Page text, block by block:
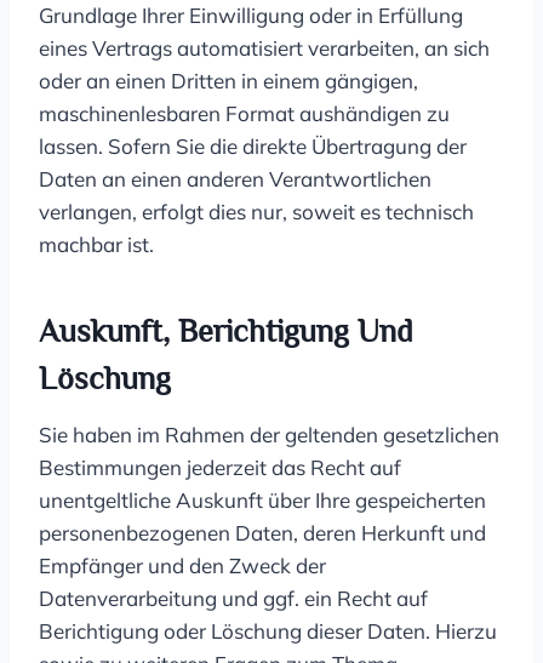
Grundlage Ihrer Einwilligung oder in Erfüllung
eines Vertrags automatisiert verarbeiten, an sich
oder an einen Dritten in einem gängigen,
maschinenlesbaren Format aushändigen zu
lassen. Sofern Sie die direkte Übertragung der
Daten an einen anderen Verantwortlichen
verlangen, erfolgt dies nur, soweit es technisch
machbar ist.
Auskunft, Berichtigung Und
Löschung
Sie haben im Rahmen der geltenden gesetzlichen
Bestimmungen jederzeit das Recht auf
unentgeltliche Auskunft über Ihre gespeicherten
personenbezogenen Daten, deren Herkunft und
Empfänger und den Zweck der
Datenverarbeitung und ggf. ein Recht auf
Berichtigung oder Löschung dieser Daten. Hierzu